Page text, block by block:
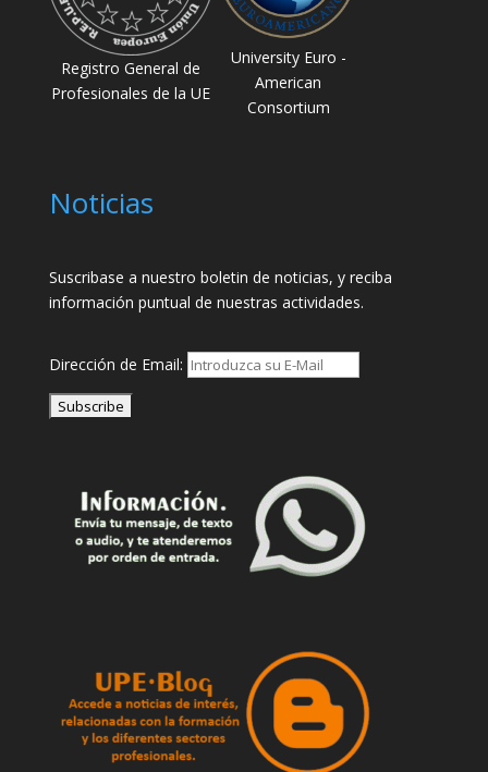
Registro General de
Profesionales de la UE
University Euro -
American
Consortium
Noticias
Suscribase a nuestro boletin de noticias, y reciba
información puntual de nuestras actividades.
Dirección de Email: